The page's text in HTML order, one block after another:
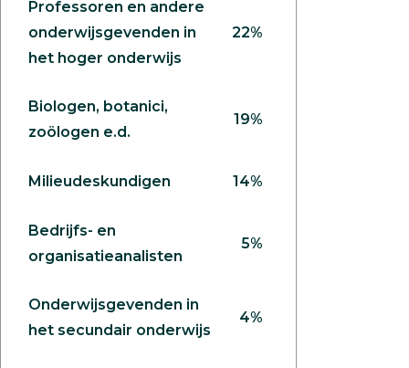
Professoren en andere
onderwijsgevenden in
het hoger onderwijs
22%
Biologen, botanici,
zoölogen e.d.
19%
Milieudeskundigen 14%
Bedrijfs- en
organisatieanalisten
5%
Onderwijsgevenden in
het secundair onderwijs
4%